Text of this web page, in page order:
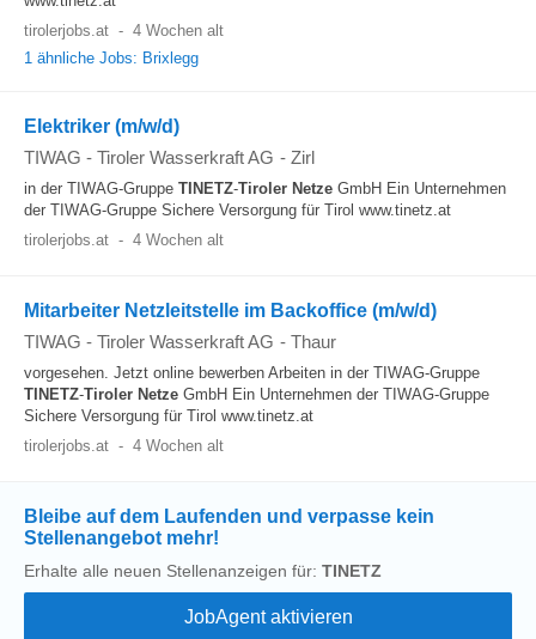
tirolerjobs.at - 4 Wochen alt
1 ähnliche Jobs: Brixlegg
Elektriker (m/w/d)
TIWAG - Tiroler Wasserkraft AG - Zirl
in der TIWAG-Gruppe TINETZ-Tiroler Netze GmbH Ein Unternehmen
der TIWAG-Gruppe Sichere Versorgung für Tirol www.tinetz.at
tirolerjobs.at - 4 Wochen alt
Mitarbeiter Netzleitstelle im Backoffice (m/w/d)
TIWAG - Tiroler Wasserkraft AG - Thaur
vorgesehen. Jetzt online bewerben Arbeiten in der TIWAG-Gruppe
TINETZ-Tiroler Netze GmbH Ein Unternehmen der TIWAG-Gruppe
Sichere Versorgung für Tirol www.tinetz.at
tirolerjobs.at - 4 Wochen alt
Bleibe auf dem Laufenden und verpasse kein
Stellenangebot mehr!
Erhalte alle neuen Stellenanzeigen für: TINETZ